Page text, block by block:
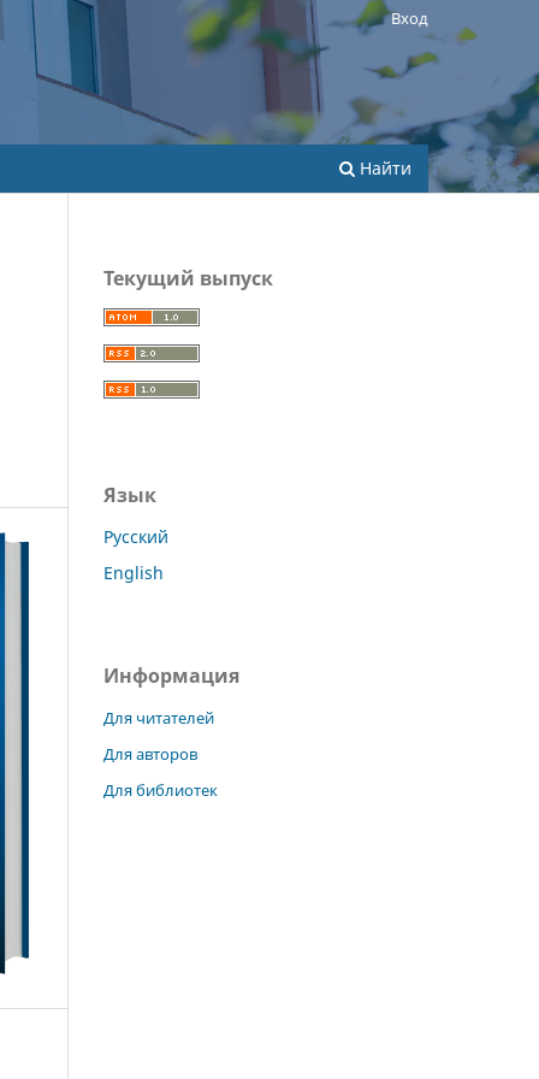
Найти
Вход
Текущий выпуск
Язык
Русский
English
Информация
Для читателей
Для авторов
Для библиотек